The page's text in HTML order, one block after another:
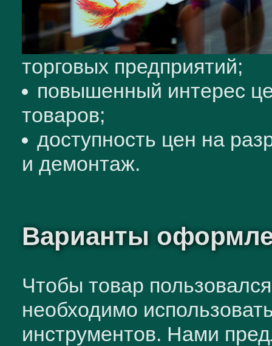
торговых предприятий;
повышенный интерес
товаров;
доступность цен на
и демонтаж.
Варианты
Чтобы товар
необходимо
инструментов. Нами